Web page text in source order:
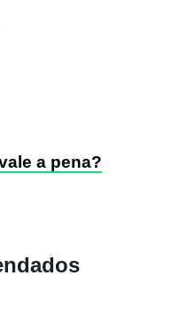
a pena?